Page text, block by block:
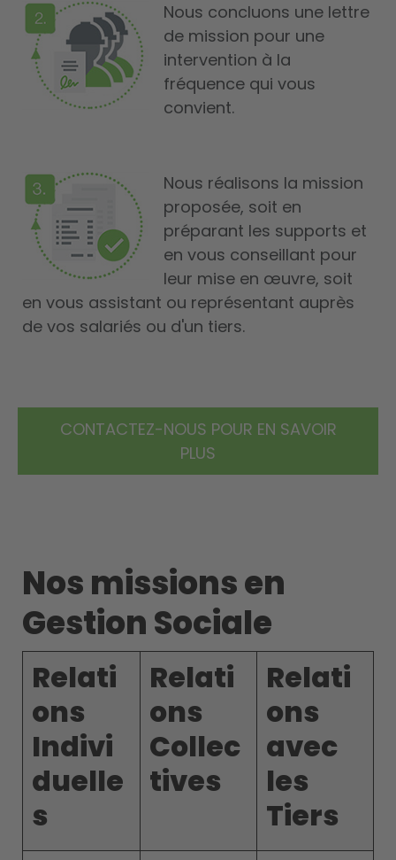
Nous concluons une lettre
de mission pour une
intervention à la
fréquence qui vous
convient.
Nous réalisons la mission
proposée, soit en
préparant les supports et
en vous conseillant pour
leur mise en œuvre, soit
en vous assistant ou représentant auprès
de vos salariés ou d'un tiers.
CONTACTEZ-NOUS POUR EN SAVOIR
PLUS
Nos missions en
Gestion Sociale
Relati
ons
Indivi
duelle
s
Relati
ons
Collec
tives
Relati
ons
avec
les
Tiers